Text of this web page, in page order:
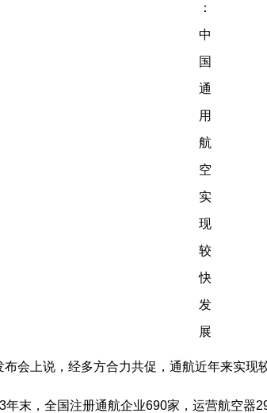
会上说，经多方合力共促，通航近年来实现
末，全国注册通航企业690家，运营航空器